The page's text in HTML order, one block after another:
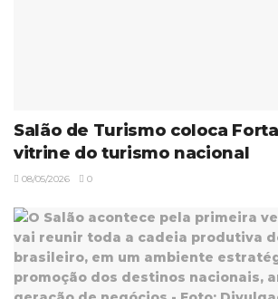
Salão de Turismo coloca
vitrine do turismo nacional
08/05/2026 0